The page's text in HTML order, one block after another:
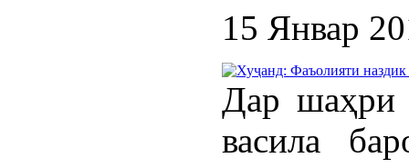
15 Январ
Дар шаҳри
васила